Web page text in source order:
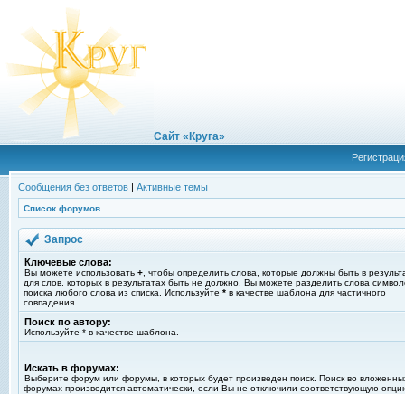
Сайт «Круга»
Сообщения без ответов | Активные темы
Список форумов
Запрос
Ключевые слова:
Вы можете использовать + , чтобы определить слова, которые должны быть в
для слов, которых в результатах быть не должно. Вы можете разделить слова
поиска любого слова из списка. Используйте * в качестве шаблона для частичного
совпадения.
Поиск по автору:
Используйте * в качестве шаблона.
Искать в форумах:
Выберите форум или форумы, в которых будет произведен поиск. Поиск во
форумах производится автоматически, если Вы не отключили соответствующую